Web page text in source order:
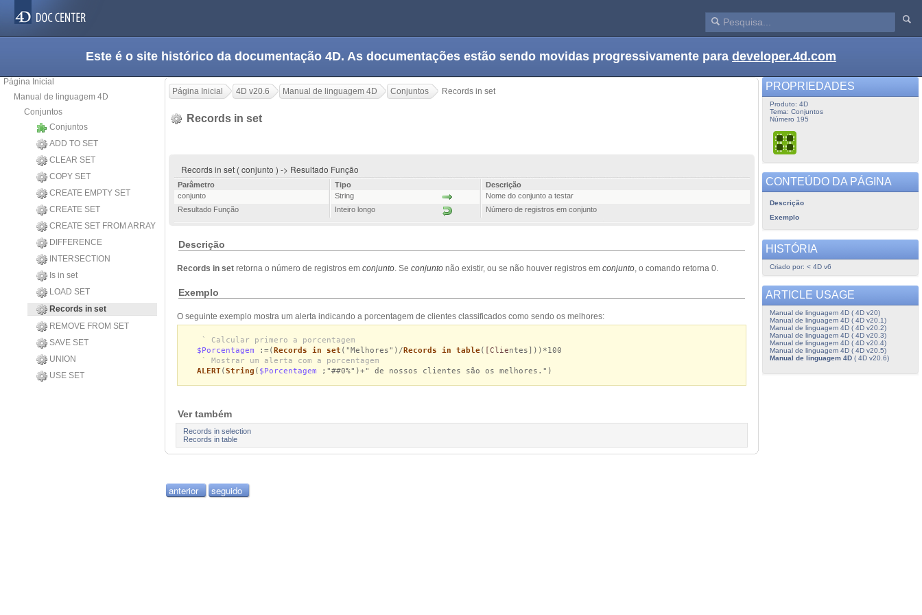
Este é o site histórico da documentação 4D. As documentações estão sendo movidas progressivamente para developer.4d.com
Página Inicial
Manual de linguagem 4D
Conjuntos
Conjuntos
ADD TO SET
CLEAR SET
COPY SET
CREATE EMPTY SET
CREATE SET
CREATE SET FROM ARRAY
DIFFERENCE
INTERSECTION
Is in set
LOAD SET
Records in set
REMOVE FROM SET
SAVE SET
UNION
USE SET
Página Inicial 4D v20.6 Manual de linguagem 4D Conjuntos Records in set
Records in set
Records in set ( conjunto ) -> Resultado Função
Parâmetro Tipo
Descrição
conjunto
String
Nome do conjunto a testar
Resultado Função
Inteiro longo Número de registros em conjunto
Descrição
Records in set retorna o número de registros em conjunto. Se conjunto não existir, ou se não houver registros em conjunto, o comando retorna 0.
Exemplo
O seguinte exemplo mostra um alerta indicando a porcentagem de clientes classificados como sendo os melhores:
` Calcular primero a porcentagem
$Porcentagem
:=(Records in set ("Melhores")/Records in table( [Clientes]))*100
` Mostrar um alerta com a porcentagem
ALERT(String ( $Porcentagem ;"##0%")+" de nossos clientes são os melhores.")
Ver também
Records in selection
Records in table
anterior seguido
PROPRIEDADES
Produto: 4D
Tema: Conjuntos
Número 195
CONTEÚDO DA PÁGINA
Descrição
Exemplo
HISTÓRIA
Criado por: < 4D v6
ARTICLE USAGE
Manual de linguagem 4D ( 4D v20)
Manual de linguagem 4D ( 4D v20.1)
Manual de linguagem 4D ( 4D v20.2)
Manual de linguagem 4D ( 4D v20.3)
Manual de linguagem 4D ( 4D v20.4)
Manual de linguagem 4D ( 4D v20.5)
Manual de linguagem 4D( 4D v20.6)